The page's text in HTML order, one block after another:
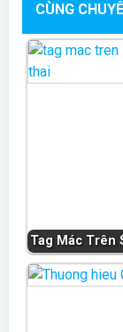
CÙNG
Tag Mác Trên